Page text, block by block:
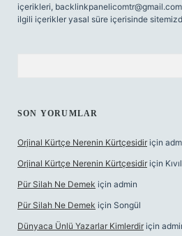
içerikleri, backlinkpanelicomtr@gmail.com
ilgili içerikler yasal süre içerisinde
SON YORUMLAR
Orjinal Kürtçe Nerenin Kürtçesidir için
Orjinal Kürtçe Nerenin Kürtçesidir için
Pür Silah Ne Demek için admin
Pür Silah Ne Demek için Songül
Dünyaca Ünlü Yazarlar Kimlerdir için